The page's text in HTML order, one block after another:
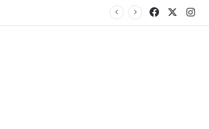
Facebook